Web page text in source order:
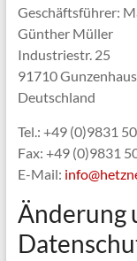
Geschäftsführer:
Günther Müller
Industriestr. 25
91710
Deutschland
Tel.: +49 (0)9831
Fax: +49 (0)9831
E-Mail:
Änderung